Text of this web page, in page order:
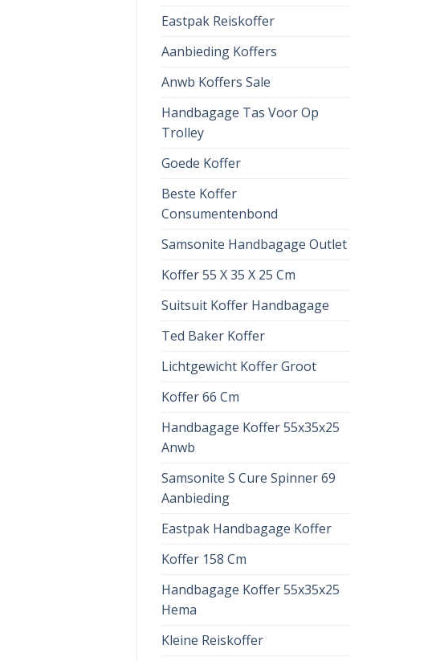
Eastpak Reiskoffer
Aanbieding Koffers
Anwb Koffers Sale
Handbagage Tas Voor Op
Trolley
Goede Koffer
Beste Koffer
Consumentenbond
Samsonite Handbagage Outlet
Koffer 55 X 35 X 25 Cm
Suitsuit Koffer Handbagage
Ted Baker Koffer
Lichtgewicht Koffer Groot
Koffer 66 Cm
Handbagage Koffer 55x35x25
Anwb
Samsonite S Cure Spinner 69
Aanbieding
Eastpak Handbagage Koffer
Koffer 158 Cm
Handbagage Koffer 55x35x25
Hema
Kleine Reiskoffer